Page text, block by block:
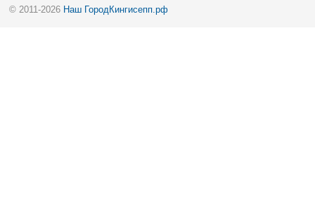
© 2011-2026 Наш ГородКингисепп.рф